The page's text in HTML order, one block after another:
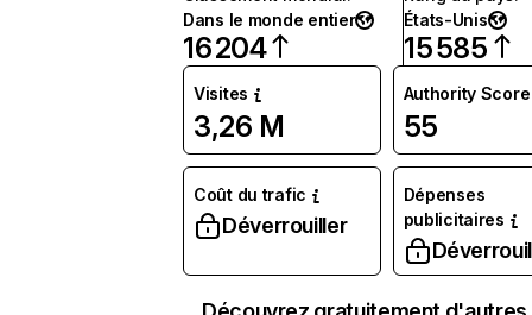
Dans le monde entier
16 204
États-Unis
15 585
Visites
3,26 M
Authority Score
55
Coût du trafic
Déverrouiller
Dépenses
publicitaires